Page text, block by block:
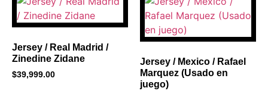
Click Here
Jersey / Real Madrid /
Zinedine Zidane
$39,999.00
Jersey / Mexico / Rafael
Marquez (Usado en
juego)